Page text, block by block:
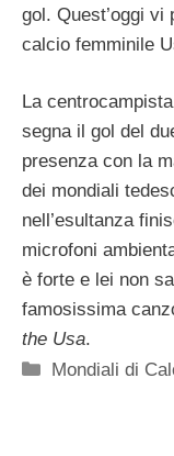
gol. Quest’oggi vi
calcio femminile
La
segna il gol del
presenza con la
dei mondiali
nell’esultanza
microfoni
è forte e lei non
famosissima
the Usa.
Categorie
Mondiali di